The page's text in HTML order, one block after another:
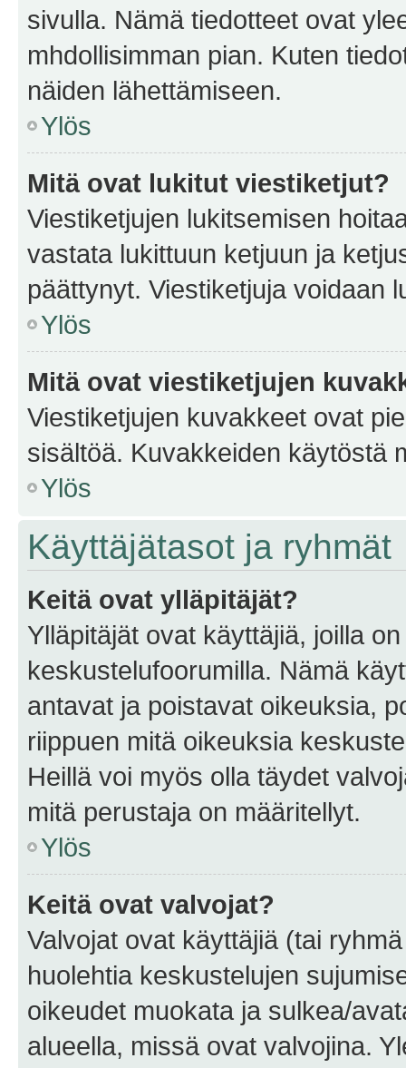
sivulla. Nämä tiedotteet ovat
mhdollisimman pian. Kuten
näiden lähettämiseen.
Ylös
Mitä ovat lukitut viestiketjut?
Viestiketjujen lukitsemisen
vastata lukittuun ketjuun ja
päättynyt. Viestiketjuja voidaan
Ylös
Mitä ovat viestiketjujen
Viestiketjujen kuvakkeet ovat
sisältöä. Kuvakkeiden käytöstä
Ylös
Käyttäjätasot ja ryhmät
Keitä ovat ylläpitäjät?
Ylläpitäjät ovat käyttäjiä, joilla
keskustelufoorumilla. Nämä
antavat ja poistavat oikeuksia,
riippuen mitä oikeuksia
Heillä voi myös olla täydet
mitä perustaja on määritellyt.
Ylös
Keitä ovat valvojat?
Valvojat ovat käyttäjiä (tai
huolehtia keskustelujen
oikeudet muokata ja sulkea/
alueella, missä ovat valvojina.